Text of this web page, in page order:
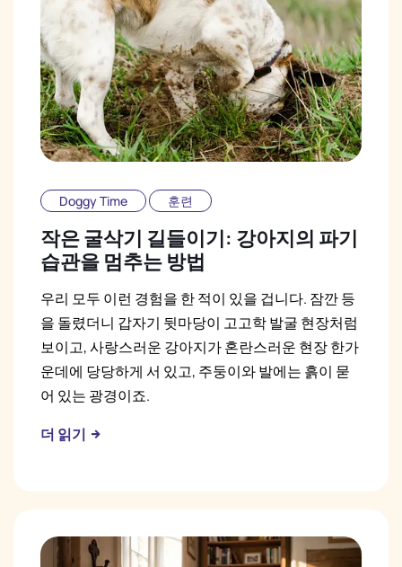
Doggy Time 훈련
작은 굴삭기 길들이기: 강아지의 파기
습관을 멈추는 방법
우리 모두 이런 경험을 한 적이 있을 겁니다. 잠깐 등
을 돌렸더니 갑자기 뒷마당이 고고학 발굴 현장처럼
보이고, 사랑스러운 강아지가 혼란스러운 현장 한가
운데에 당당하게 서 있고, 주둥이와 발에는 흙이 묻
어 있는 광경이죠.
더 읽기